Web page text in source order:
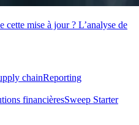
mise à jour ? L’analyse de
chainReporting
financièresSweep Starter